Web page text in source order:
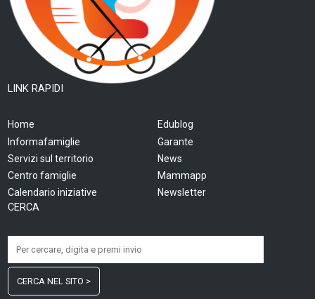
LINK RAPIDI
Home
Informafamiglie
Servizi sul territorio
Centro famiglie
Calendario iniziative
Edublog
Garante
News
Mammapp
Newsletter
CERCA
CERCA NEL SITO >